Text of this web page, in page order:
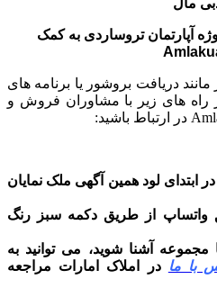
2 خوابه از پروژه آپارتمان تروساردی به کمک
دریافت بروشور یا برنامه های
راه های زیر با مشاوران فروش و
ابتدای لود همین آگهی ملک نمایان
واتساپ از طریق دکمه سبز رنگ
مجموعه آشنا شوید، می توانید به
با ما در املاک امارات مراجعه